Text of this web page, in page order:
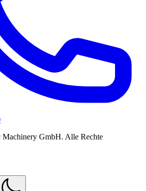
GmbH. Alle Rechte